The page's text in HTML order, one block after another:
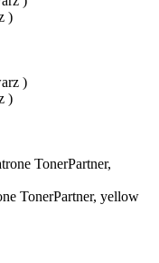
)
)
TonerPartner, yellow